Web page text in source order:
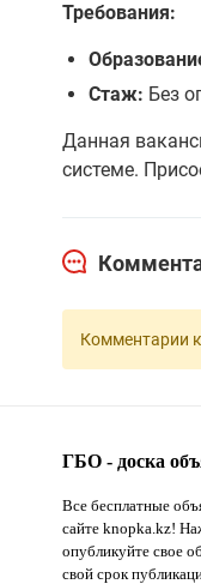
Требования:
Стаж: Без
Данная
системе.
Комментарии
ГБО - доска
Все бесплатные
сайте knopka.kz!
опубликуйте свое
свой срок